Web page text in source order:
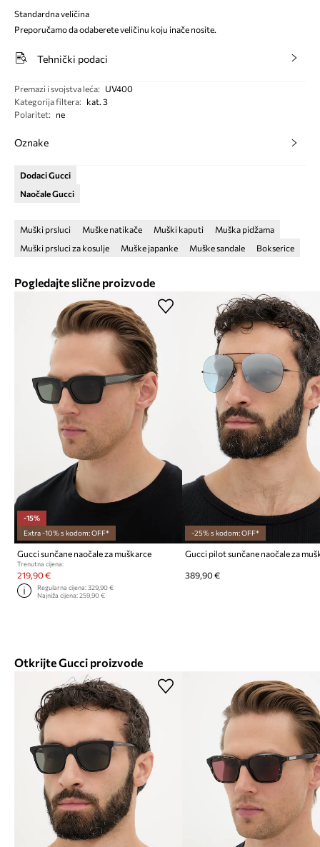
Standardna veličina
Preporučamo da odaberete veličinu koju inače nosite.
Tehnički podaci
Premazi i svojstva leća:
UV400
Kategorija filtera:
kat. 3
Polaritet: ne
Oznake
Dodaci Gucci
Naočale Gucci
Muški prsluci Muške natikače Muški kaputi
Muška pidžama
Muški prsluci za kosulje
Muške japanke Muške sandale Bokserice
Pogledajte slične proizvode
-15%
Extra -10% s kodom: OFF*
Gucci sunčane naočale za muškarce
Trenutna cijena:
219,90 €
Regularna cijena:329,90 €
Najniža cijena:259,90 €
-25% s kodom: OFF*
Gucci pilot sunčane naočale za
389,90 €
Otkrijte Gucci proizvode